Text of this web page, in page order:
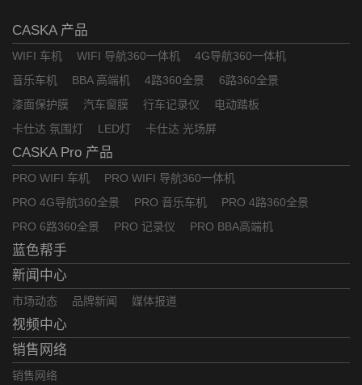
CASKA 产品
WIFI 车机 WIFI 导航360一体机
4G导航360一体机
音乐车机
BBA 高端机 4路360全景
6路360全景
漆面保护膜
汽车窗膜 行车记录仪
电动踏板
卡仕达 氛围灯
LED灯 卡仕达 光场屏
CASKA Pro 产品
PRO WIFI 车机
PRO WIFI 导航360一体机
PRO 4G导航360全景
PRO 音乐车机
PRO 4路360全景
PRO 6路360全景
PRO 记录仪 PRO BBA高端机
蓝色帮手
新闻中心
市场动态 品牌新闻 媒体报道
视频中心
销售网络
销售网络